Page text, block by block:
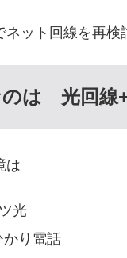
ネット回線を再検
のは 光回線
は
光
かり電話